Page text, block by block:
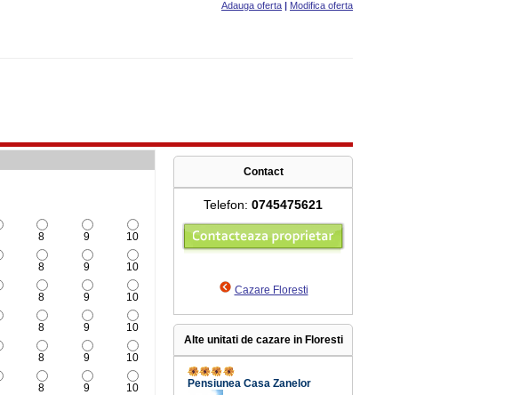
Adauga oferta | Modifica oferta
8 9
10
8 9
10
8 9
10
8 9
10
8 9
10
8 9 10
Contact
Telefon: 0745475621
Cazare Floresti
Alte unitati de cazare in Floresti
Pensiunea Casa Zanelor